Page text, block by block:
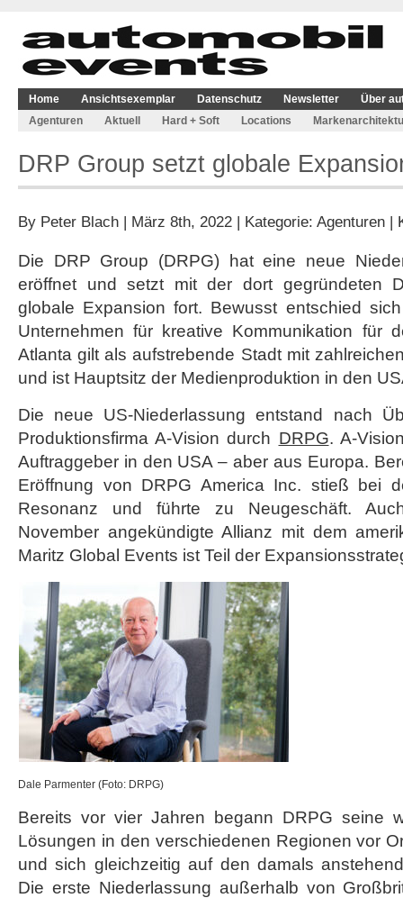
Home Ansichtsexemplar Datenschutz Newsletter
Über
Agenturen
Aktuell Hard + Soft Locations
DRP Group setzt globale
By Peter Blach | März 8th, 2022 | Kategorie: Agenturen |
Die DRP Group (DRPG) hat eine neue
eröffnet und setzt mit der dort gegründeten
globale Expansion fort. Bewusst entschied
Unternehmen für kreative Kommunikation für
Atlanta gilt als aufstrebende Stadt mit
und ist Hauptsitz der Medienproduktion in den
Die neue US-Niederlassung entstand nach
Produktionsfirma A-Vision durch DRPG. A-
Auftraggeber in den USA – aber aus Europa.
Eröffnung von DRPG America Inc. stieß bei
Resonanz und führte zu Neugeschäft.
November angekündigte Allianz mit dem
Maritz Global Events ist Teil der
Dale Parmenter (Foto: DRPG)
Bereits vor vier Jahren begann DRPG seine
Lösungen in den verschiedenen Regionen vor
und sich gleichzeitig auf den damals
Die erste Niederlassung außerhalb von